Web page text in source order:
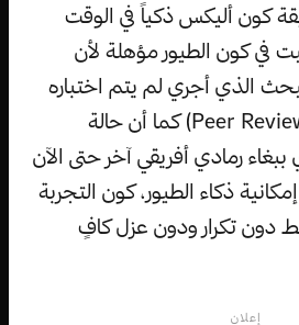
كون أليكس ذكياً في الوقت
في كون الطيور مؤهلة لأن
الذي أجري لم يتم اختباره
من قبل الأقران (Peer Reviewed) كما أن حالة
رمادي أفريقي آخر حتى الآن
ذكاء الطيور، كون التجربة
دون تكرار ودون عزل كافٍ
إعلان